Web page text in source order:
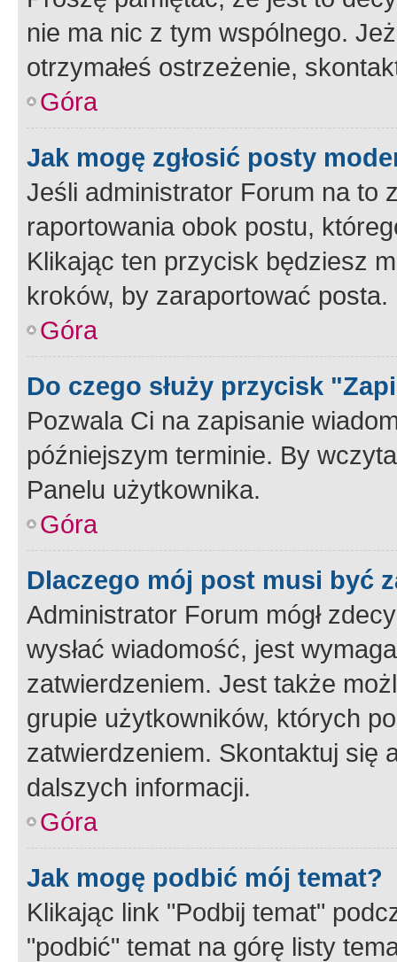
nie ma nic z tym wspólnego.
otrzymałeś ostrzeżenie,
Góra
Jak mogę zgłosić posty
Jeśli administrator Forum na to
raportowania obok postu,
Klikając ten przycisk będziesz
kroków, by zaraportować posta.
Góra
Do czego służy przycisk
Pozwala Ci na zapisanie
późniejszym terminie. By
Panelu użytkownika.
Góra
Dlaczego mój post musi być
Administrator Forum mógł
wysłać wiadomość, jest
zatwierdzeniem. Jest także
grupie użytkowników, których
zatwierdzeniem. Skontaktuj się
dalszych informacji.
Góra
Jak mogę podbić mój temat?
Klikając link "Podbij temat"
"podbić" temat na górę listy